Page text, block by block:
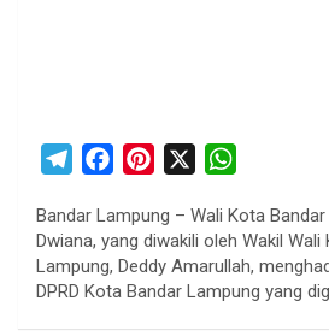
l
e
g
c
e
b
n
t
e
a
s
Bandar Lampung – Wali Kota Bandar
Dwiana, yang diwakili oleh Wakil Wali
Lampung, Deddy Amarullah,
DPRD Kota Bandar Lampung yang